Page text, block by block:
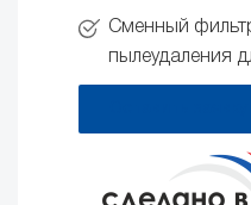
Сменный
пылеудаления